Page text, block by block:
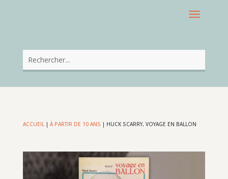
ACCUEIL| À PARTIR DE 10 ANS | HUCK SCARRY, VOYAGE EN BALLON